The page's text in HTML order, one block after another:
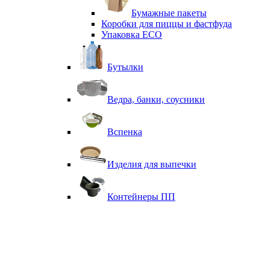
Бумажные пакеты
Коробки для пиццы и фастфуда
Упаковка ECO
Бутылки
Ведра, банки, соусники
Вспенка
Изделия для выпечки
Контейнеры ПП